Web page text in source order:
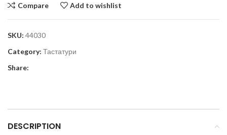
Compare Add to wishlist
SKU: 44030
Category: Тастатури
Share:
DESCRIPTION